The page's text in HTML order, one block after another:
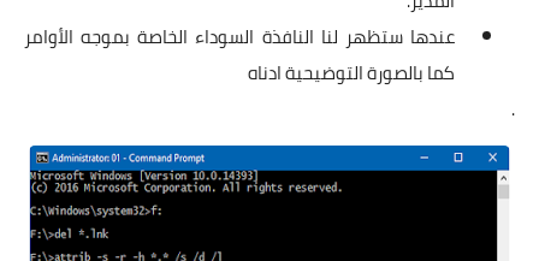
عندها ستظهر لنا النافذة السوداء الخاصة بموجه الأوامر
كما بالصورة التوضيحية ادناه
.